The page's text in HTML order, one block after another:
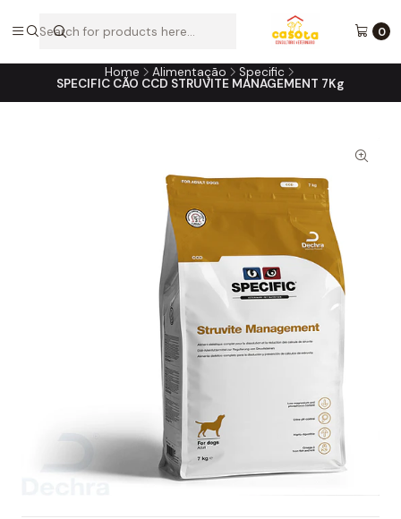
0
A loja online do consultório do seu melhor amigo!
Home Alimentação Specific
SPECIFIC CÃO CCD STRUVITE MANAGEMENT 7Kg